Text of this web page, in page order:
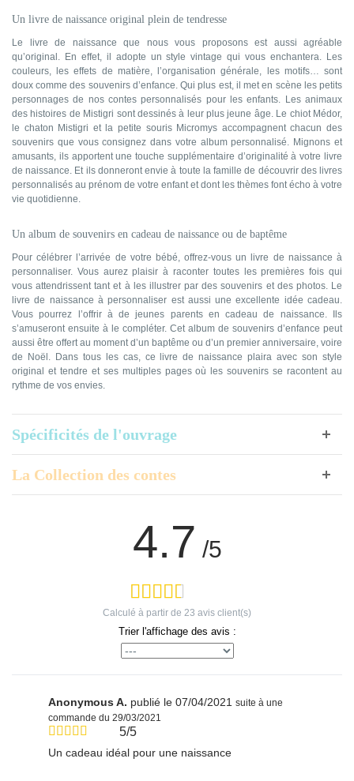
Un livre de naissance original plein de tendresse
Le livre de naissance que nous vous proposons est aussi agréable
qu’original. En effet, il adopte un style vintage qui vous enchantera. Les
couleurs, les effets de matière, l’organisation générale, les motifs… sont
doux comme des souvenirs d’enfance. Qui plus est, il met en scène les petits
personnages de nos contes personnalisés pour les enfants. Les animaux
des histoires de Mistigri sont dessinés à leur plus jeune âge. Le chiot Médor,
le chaton Mistigri et la petite souris Micromys accompagnent chacun des
souvenirs que vous consignez dans votre album personnalisé. Mignons et
amusants, ils apportent une touche supplémentaire d’originalité à votre livre
de naissance. Et ils donneront envie à toute la famille de découvrir des livres
personnalisés au prénom de votre enfant et dont les thèmes font écho à votre
vie quotidienne.
Un album de souvenirs en cadeau de naissance ou de baptême
Pour célébrer l’arrivée de votre bébé, offrez-vous un livre de naissance à
personnaliser. Vous aurez plaisir à raconter toutes les premières fois qui
vous attendrissent tant et à les illustrer par des souvenirs et des photos. Le
livre de naissance à personnaliser est aussi une excellente idée cadeau.
Vous pourrez l’offrir à de jeunes parents en cadeau de naissance. Ils
s’amuseront ensuite à le compléter. Cet album de souvenirs d’enfance peut
aussi être offert au moment d’un baptême ou d’un premier anniversaire, voire
de Noël. Dans tous les cas, ce livre de naissance plaira avec son style
original et tendre et ses multiples pages où les souvenirs se racontent au
rythme de vos envies.
Spécificités de l'ouvrage
La Collection des contes
4.7 /5
Calculé à partir de 23 avis client(s)
Trier l'affichage des avis :
Anonymous A. publié le 07/04/2021 suite à une
commande du 29/03/2021
5/5
Un cadeau idéal pour une naissance